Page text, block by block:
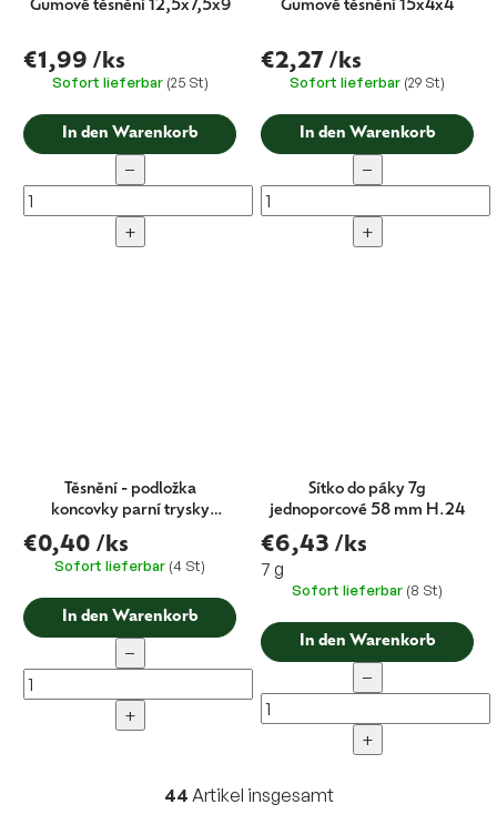
Gumové těsnění 12,5x7,5x9
€1,99 /ks
Sofort lieferbar (25 St)
In den Warenkorb
−
+
Gumové těsnění 15x4x4
€2,27 /ks
Sofort lieferbar (29 St)
In den Warenkorb
−
+
Těsnění - podložka
koncovky parní trysky
Astoria 1 ks
€0,40 /ks
Sofort lieferbar (4 St)
In den Warenkorb
−
+
Sítko do páky 7g
jednoporcové 58 mm H.24
€6,43 /ks
7 g
Sofort lieferbar (8 St)
In den Warenkorb
−
+
S
44 Artikel insgesamt